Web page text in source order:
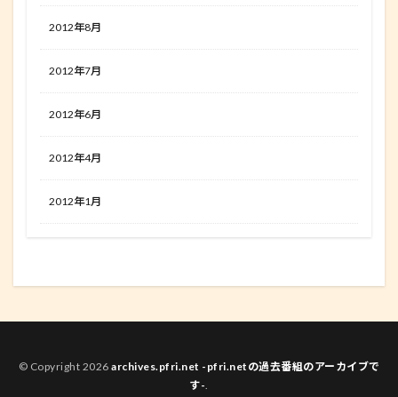
2012年8月
2012年7月
2012年6月
2012年4月
2012年1月
© Copyright 2026 archives.pfri.net -pfri.netの過去番組のアーカイブで
す-.